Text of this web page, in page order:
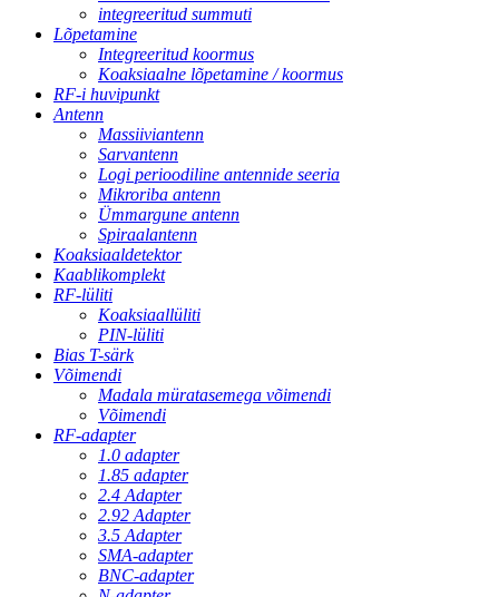
integreeritud summuti
Lõpetamine
Integreeritud koormus
Koaksiaalne lõpetamine / koormus
RF-i huvipunkt
Antenn
Massiiviantenn
Sarvantenn
Logi perioodiline antennide seeria
Mikroriba antenn
Ümmargune antenn
Spiraalantenn
Koaksiaaldetektor
Kaablikomplekt
RF-lüliti
Koaksiaallüliti
PIN-lüliti
Bias T-särk
Võimendi
Madala müratasemega võimendi
Võimendi
RF-adapter
1.0 adapter
1.85 adapter
2.4 Adapter
2.92 Adapter
3.5 Adapter
SMA-adapter
BNC-adapter